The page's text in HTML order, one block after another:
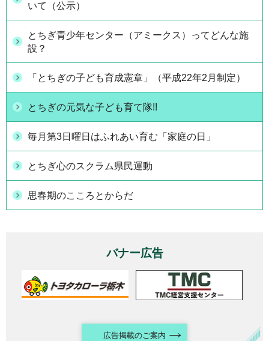
いて（公示）
とちぎ青少年センター（アミークス）ってどんな施
設？
「とちぎの子ども育成憲章」（平成22年2月制定）
とちぎの元気な子ども育て隊!!
毎月第3日曜日はふれあい育む「家庭の日」
とちぎ心のスクラム県民運動
思春期のこころとからだ
バナー広告
広告掲載のご案内